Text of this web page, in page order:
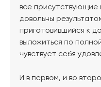
все присутствующие
довольны
приготовившийся к
выложиться по
чувствует себя
И в первом, и во